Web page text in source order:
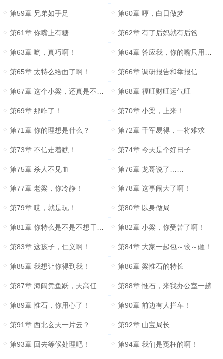
第59章 兄弟如手足 第60章 哼，白日做梦
第61章 你嘴上有糖 第62章 有了后妈就有后爸
第63章 哟，真巧啊！ 第64章 答应我，你的嘴只用来吃饭好吗！
第65章 太特么给面了啊！ 第66章 调研报告和举报信
第67章 这个小梁，还真是不简单！ 第68章 福旺财旺运气旺
第69章 那咋了！ 第70章 小梁，上来！
第71章 你的理想是什么？ 第72章 千军易得，一将难求
第73章 不信走着瞧！ 第74章 今天是个好日子
第75章 杀人不见血 第76章 龙哥说了……
第77章 老梁，你冷静！ 第78章 这事闹大了啊！
第79章 哎，就是玩！ 第80章 以身做局
第81章 你特么是不是不想干了？ 第82章 小梁，你受苦了啊！
第83章 这孩子，仁义啊！ 第84章 大家一起包～饺～砸！
第85章 我想让你得到我！ 第86章 梁惟石的特长
第87章 海阔凭鱼跃，天高任鸟飞 第88章 惟石，来我办公室一趟
第89章 惟石，你用心了！ 第90章 前边有人拦车！
第91章 西北玄天一片云？ 第92章 山宝局长
第93章 回去等候处理吧！ 第94章 我们是冤枉的啊！